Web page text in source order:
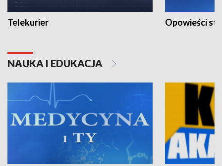
Telekurier Opowieści
NAUKA I EDUKACJA